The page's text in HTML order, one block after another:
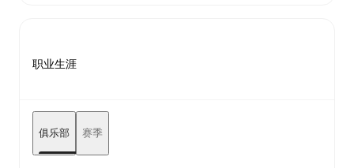
职业生涯
俱乐部 赛季